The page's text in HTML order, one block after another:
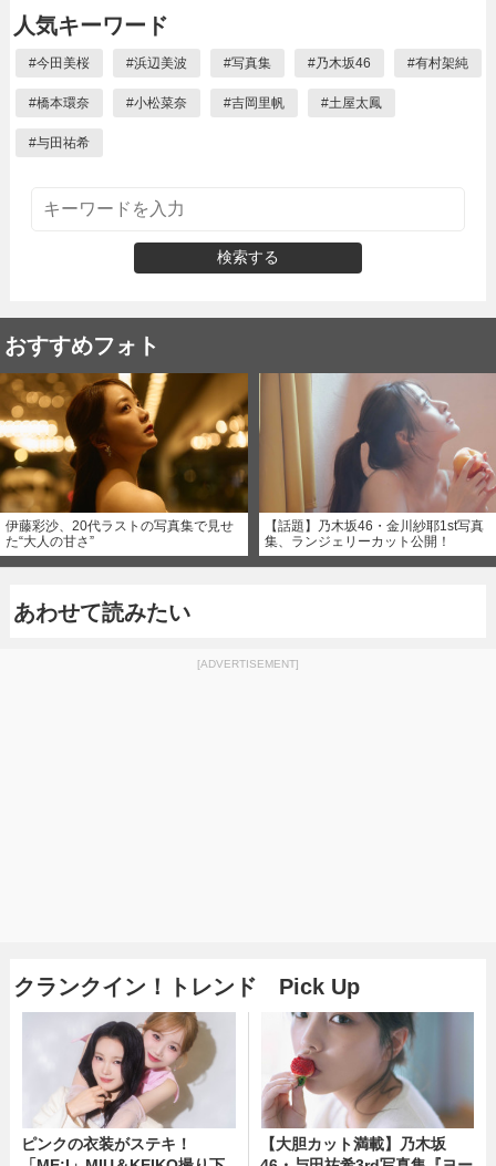
人気キーワード
#今田美桜 #浜辺美波 #写真集 #乃木坂46 #有村架純
#橋本環奈 #小松菜奈 #吉岡里帆 #土屋太鳳
#与田祐希
検索する
おすすめフォト
伊藤彩沙、20代ラストの写真集で見せ
た“大人の甘さ”
【話題】乃木坂46・金川紗耶1st写真
集、ランジェリーカット公開！
あわせて読みたい
[ADVERTISEMENT]
クランクイン！トレンド Pick Up
ピンクの衣装がステキ！
【大胆カット満載】乃木坂